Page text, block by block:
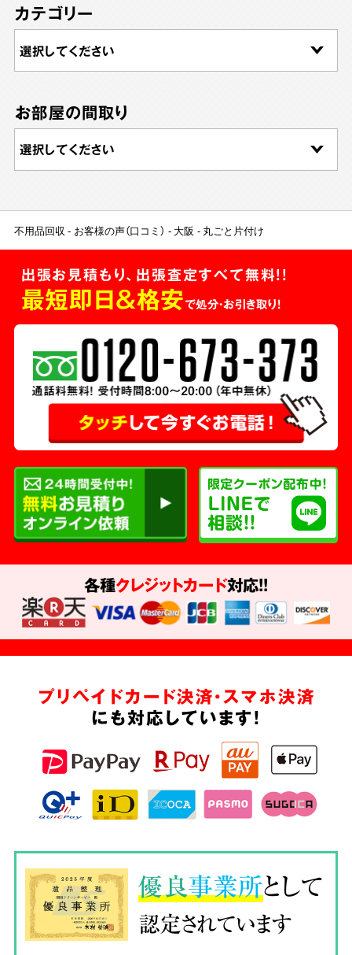
カテゴリー
お部屋の間取り
不用品回収 お客様の声（口コミ） 大阪 丸ごと片付け
出張お見積もり、出張査定すべて無料!!
最短即日＆格安で処分・お引き取り！
各種クレジットカード対応!!
プリペイドカード決済・スマホ決済
にも対応しています!
優良事業所として
認定されています